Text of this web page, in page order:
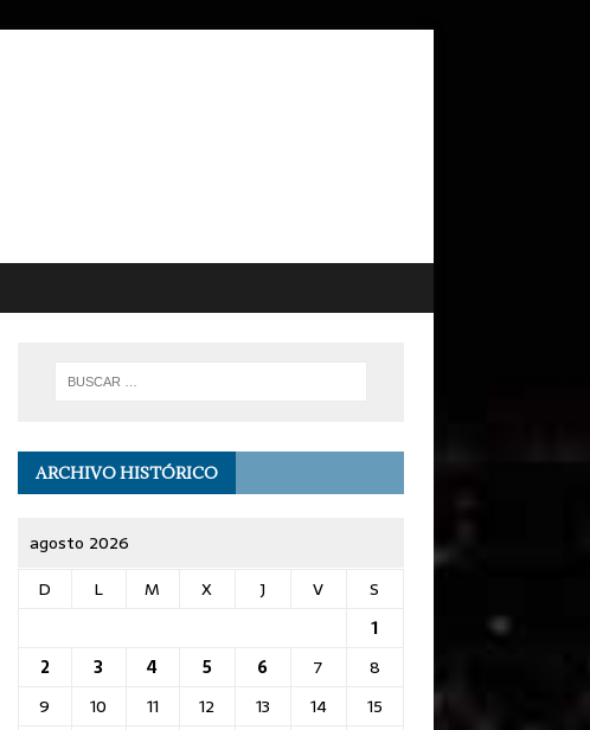
ARCHIVO HISTÓRICO
agosto 2026
D
L M X J V
S
1
2
3 4 5 6 7
8
9
10 11 12 13 14
15